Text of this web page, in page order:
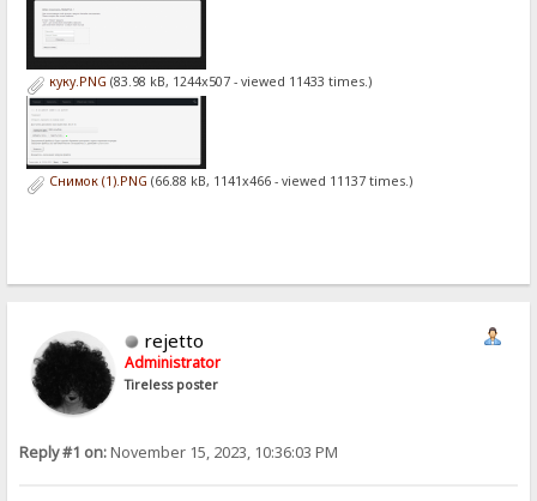
куку.PNG (83.98 kB, 1244x507 - viewed 11433 times.)
Снимок (1).PNG (66.88 kB, 1141x466 - viewed 11137 times.)
rejetto
Administrator
Tireless poster
Reply #1 on:November 15, 2023, 10:36:03 PM